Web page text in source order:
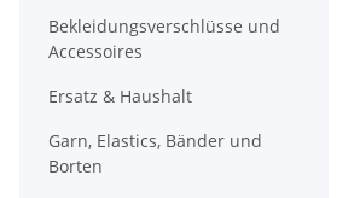
Bekleidungsverschlüsse und
Accessoires
Ersatz & Haushalt
Garn, Elastics, Bänder und
Borten